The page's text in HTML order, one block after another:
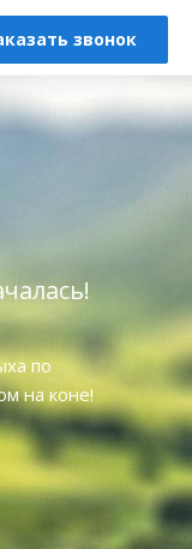
звонок
по
на коне!